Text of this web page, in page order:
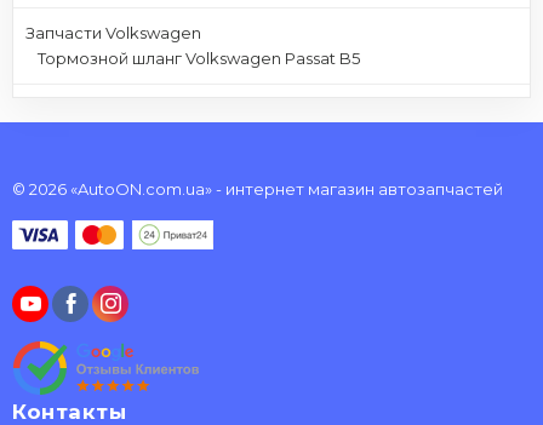
Запчасти Volkswagen
Тормозной шланг Volkswagen Passat B5
© 2026 «AutoON.com.ua» - интернет магазин автозапчастей
Контакты